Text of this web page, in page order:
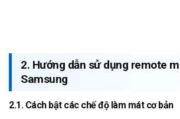
2. Hướng dẫn sử dụng remote
Samsung
2.1. Cách bật các chế độ làm mát cơ bản